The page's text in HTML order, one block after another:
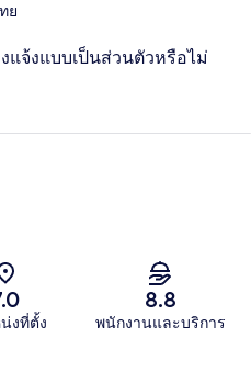
ย
จ้งแบบเป็นส่วนตัวหรือไม่
งที่ตั้ง
8.8
พนักงานและบริการ